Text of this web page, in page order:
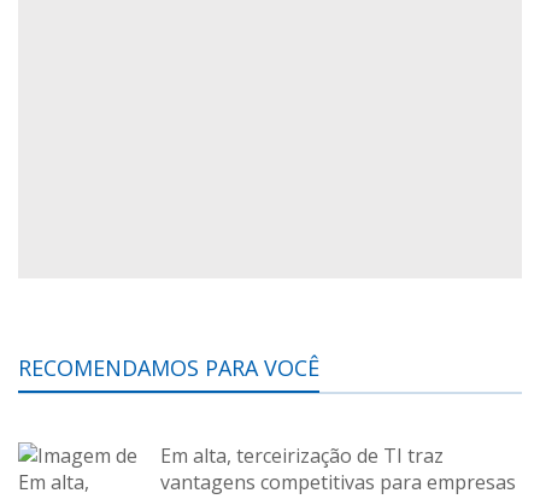
RECOMENDAMOS PARA VOCÊ
Em alta, terceirização de TI traz
vantagens competitivas para empresas